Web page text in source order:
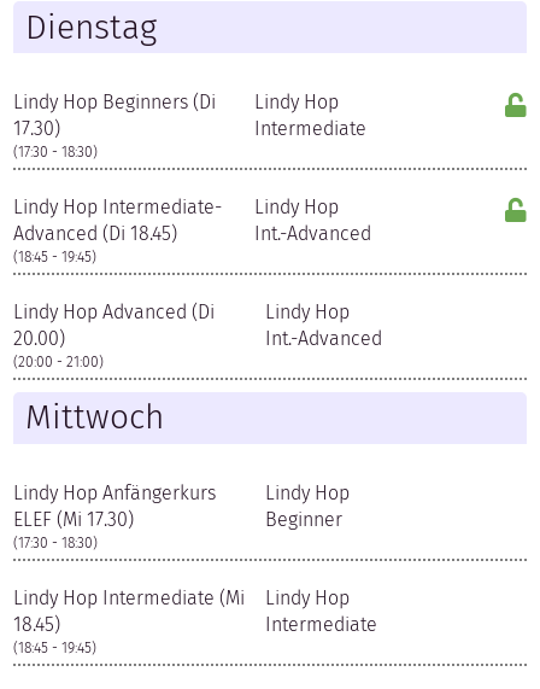
Dienstag
Lindy Hop Beginners (Di
17.30)
(17:30 - 18:30)
Lindy Hop
Intermediate
Lindy Hop Intermediate-
Advanced (Di 18.45)
(18:45 - 19:45)
Lindy Hop
Int.-Advanced
Lindy Hop Advanced (Di
20.00)
(20:00 - 21:00)
Lindy Hop
Int.-Advanced
Mittwoch
Lindy Hop Anfängerkurs
ELEF (Mi 17.30)
(17:30 - 18:30)
Lindy Hop
Beginner
Lindy Hop Intermediate (Mi
18.45)
(18:45 - 19:45)
Lindy Hop
Intermediate